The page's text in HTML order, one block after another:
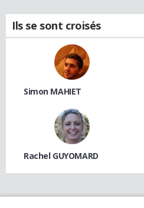
Ils se sont croisés
Simon MAHIET
Rachel GUYOMARD